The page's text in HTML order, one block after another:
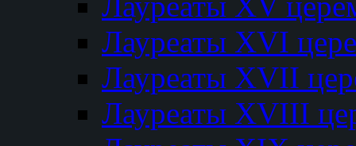
Лауреаты XVI
Лауреаты XVII
Лауреаты XVIII